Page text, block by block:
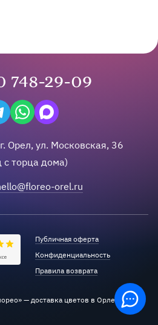
748-29-09
в Telegram
Написать на WhatsApp
Написать в Max
г. Орел, ул. Московская, 36
с торца дома)
orel.ru
— доставка цветов в Орле
Публичная оферта
Конфиденциальность
Правила возврата